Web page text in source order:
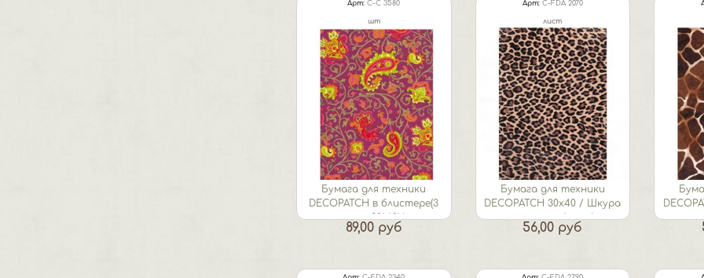
Арт: C-C 3580
шт
Бумага для техники
DECOPATCH в блистере(3
листа 30*40)/...
89,00 руб
Арт: C-FDA 2070
лист
Бумага для техники
DECOPATCH 30х40 / Шкура
леопарда (мелк.)
56,00 руб